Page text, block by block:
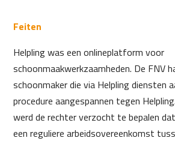
Feiten
Helpling was een onlineplatform voor
schoonmaakwerkzaamheden. De FNV
schoonmaker die via Helpling diensten
procedure aangespannen tegen
werd de rechter verzocht te bepalen
een reguliere arbeidsovereenkomst